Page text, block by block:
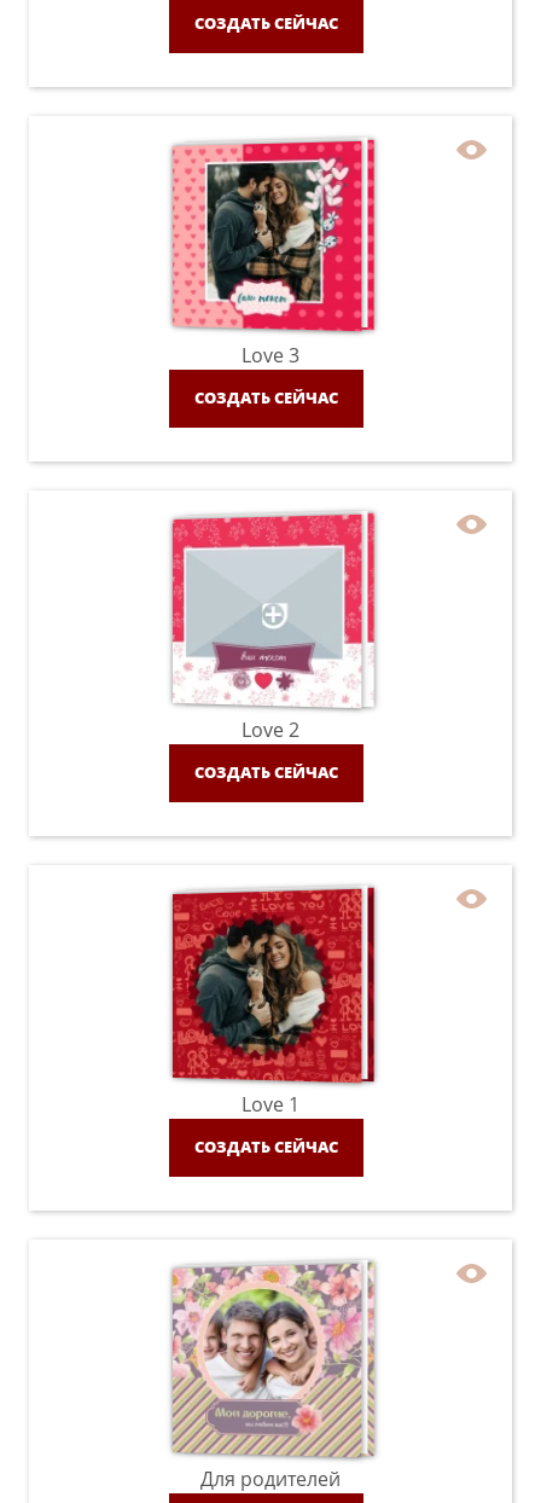
СОЗДАТЬ СЕЙЧАС
Love 3
СОЗДАТЬ СЕЙЧАС
Love 2
СОЗДАТЬ СЕЙЧАС
Love 1
СОЗДАТЬ СЕЙЧАС
Для родителей